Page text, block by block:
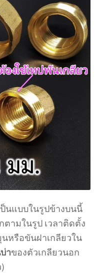
นแบบในรูปข้างบนนี้
ามในรูป เวลาติดตั้ง
หรือขันฝาเกลียวใน
าของตัวเกลียวนอก